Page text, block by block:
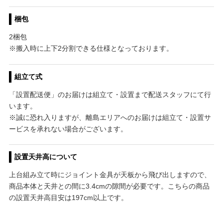
梱包
2梱包
※搬入時に上下2分割できる仕様となっております。
組立て式
「設置配送便」のお届けは組立て・設置まで配送スタッフにて行
います。
※誠に恐れ入りますが、離島エリアへのお届けは組立て・設置サ
ービスを承れない場合がございます。
設置天井高について
上台組み立て時にジョイント金具が天板から飛び出しますので、
商品本体と天井との間に3.4cmの隙間が必要です。こちらの商品
の設置天井高目安は197cm以上です。